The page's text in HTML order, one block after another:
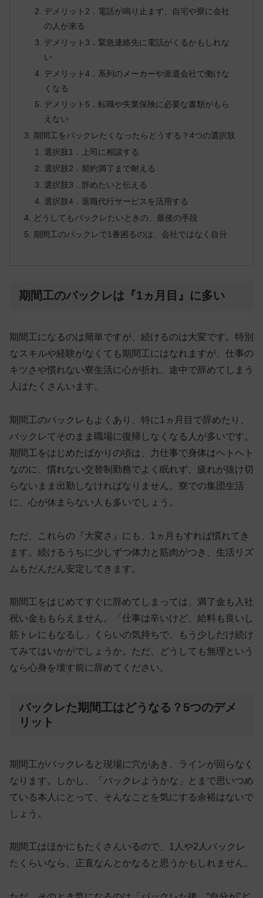
デメリット2．電話が鳴り止まず、自宅や寮に会社
の人が来る
デメリット3．緊急連絡先に電話がくるかもしれな
い
デメリット4．系列のメーカーや派遣会社で働けな
くなる
デメリット5．転職や失業保険に必要な書類がもら
えない
期間工をバックレたくなったらどうする？4つの選択肢
選択肢1．上司に相談する
選択肢2．契約満了まで耐える
選択肢3．辞めたいと伝える
選択肢4．退職代行サービスを活用する
どうしてもバックレたいときの、最後の手段
期間工のバックレで1番困るのは、会社ではなく自分
期間工のバックレは『1ヵ月目』に多い
期間工になるのは簡単ですが、続けるのは大変です。特別
なスキルや経験がなくても期間工にはなれますが、仕事の
キツさや慣れない寮生活に心が折れ、 途中で辞めてしまう
人はたくさんいます。
期間工のバックレもよくあり、特に1ヵ月目で辞めたり、
バックレてそのまま職場に復帰しなくなる人が多いです。
期間工をはじめたばかりの頃は、力仕事で身体はヘトヘト
なのに、慣れない交替制勤務でよく眠れず、疲れが抜け切
らないまま出勤しなければなりません。寮での集団生活
に、心が休まらない人も多いでしょう。
ただ、これらの『大変さ』にも、1ヵ月もすれば慣れてき
ます。続けるうちに少しずつ体力と筋肉がつき、生活リズ
ムもだんだん安定してきます。
期間工をはじめてすぐに辞めてしまっては、満了金も入社
祝い金ももらえません。「仕事は辛いけど、給料も良いし
筋トレにもなるし」くらいの気持ちで、もう少しだけ続け
てみてはいかがでしょうか。ただ、どうしても無理という
なら心身を壊す前に辞めてください。
バックレた期間工はどうなる？5つのデメ
リット
期間工がバックレると現場に穴があき、ラインが回らなく
なります。しかし、「バックレようかな」とまで思いつめ
ている本人にとって、そんなことを気にする余裕はないで
しょう。
期間工はほかにもたくさんいるので、1人や2人バックレ
たくらいなら、正直なんとかなると思うかもしれません。